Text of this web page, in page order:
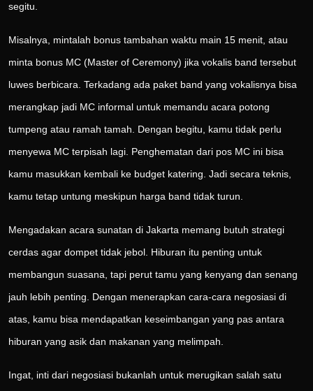
segitu.
Misalnya, mintalah bonus tambahan waktu main 15 menit, atau
minta bonus MC (Master of Ceremony) jika vokalis band tersebut
luwes berbicara. Terkadang ada paket band yang vokalisnya bisa
merangkap jadi MC informal untuk memandu acara potong
tumpeng atau ramah tamah. Dengan begitu, kamu tidak perlu
menyewa MC terpisah lagi. Penghematan dari pos MC ini bisa
kamu masukkan kembali ke budget katering. Jadi secara teknis,
kamu tetap untung meskipun harga band tidak turun.
Mengadakan acara sunatan di Jakarta memang butuh strategi
cerdas agar dompet tidak jebol. Hiburan itu penting untuk
membangun suasana, tapi perut tamu yang kenyang dan senang
jauh lebih penting. Dengan menerapkan cara-cara negosiasi di
atas, kamu bisa mendapatkan keseimbangan yang pas antara
hiburan yang asik dan makanan yang melimpah.
Ingat, inti dari negosiasi bukanlah untuk merugikan salah satu